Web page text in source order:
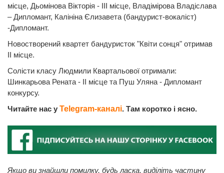
місце, Дьомінова Вікторія - ІІІ місце, Владімірова Владіслава
– Дипломант, Калініна Єлизавета (бандурист-вокаліст)
-Дипломант.
Новостворений квартет бандуристок "Квіти сонця" отримав
ІІ місце.
Солісти класу Людмили Квартальової отримали:
Шинкарьова Рената - ІІ місце та Пуш Уляна - Дипломант
конкурсу.
Читайте нас у Telegram-каналі. Там коротко і ясно.
Якщо ви знайшли помилку, будь ласка, виділіть частину